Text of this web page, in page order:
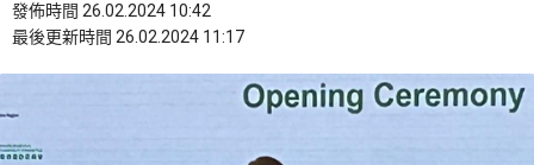
發佈時間 26.02.2024 10:42
最後更新時間 26.02.2024 11:17